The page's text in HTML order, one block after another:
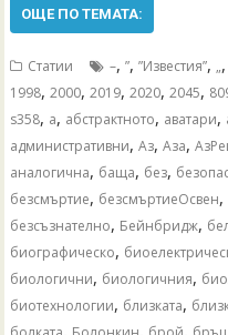
ОЩЕ ПО ТЕМАТА:
Статии –,”,”Известия”, „,
1998, 2000, 2019, 2020, 2045,
s358, а, абстрактното, аватари,
административни,Аз,Аза,
аналогична, баща, без,
безсмъртие, безсмъртиеОсвен,
безсъзнателно, Бейнбридж,
биографическо,
биологични, биологичния,
биотехнологии, близката,
, , ,